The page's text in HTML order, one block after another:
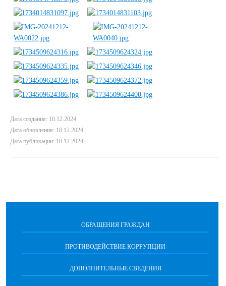
Дата создания: 10.12.2024
Дата обновления: 18.12.2024
Дата публикации: 10.12.2024
ОБРАЩЕНИЯ ГРАЖДАН
ПРОТИВОДЕЙСТВИЕ КОРРУПЦИИ
ДОПОЛНИТЕЛЬНЫЕ СВЕДЕНИЯ